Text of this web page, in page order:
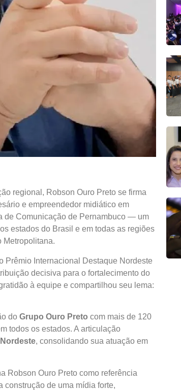
regional, Robson Ouro Preto se firma
e empreendedor midiático em
de Comunicação de Pernambuco — um
estados do Brasil e em todas as regiões
Metropolitana.
Prêmio Internacional Destaque Nordeste
decisiva para o fortalecimento do
à equipe e compartilhou seu lema:
do Grupo Ouro Preto com mais de 120
todos os estados. A articulação
, consolidando sua atuação em
Robson Ouro Preto como referência
de uma mídia forte,